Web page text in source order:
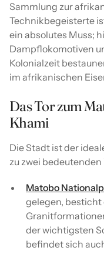
Sammlung zur
Technikbegeisterte
ein absolutes Muss;
Dampflokomotiven
Kolonialzeit
im afrikanischen
Das Tor zum
Khami
Die Stadt ist der
zu zwei
Matobo
gelegen, besticht
der wichtigsten
befindet sich